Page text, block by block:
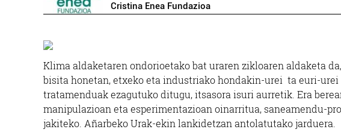
Cristina Enea Fundazioa
Klima aldaketaren ondorioetako bat uraren zikloaren aldaketa
bisita honetan, etxeko eta industriako hondakin-urei ta euri-
tratamenduak ezagutuko ditugu, itsasora isuri aurretik. Era
manipulazioan eta esperimentazioan oinarritua, saneamendu-
jakiteko. Añarbeko Urak-ekin lankidetzan antolatutako jarduera.